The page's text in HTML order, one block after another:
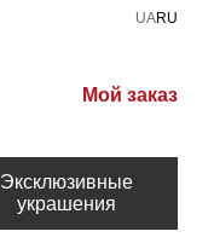
UARU
Мой заказ
Эксклюзивные
украшения